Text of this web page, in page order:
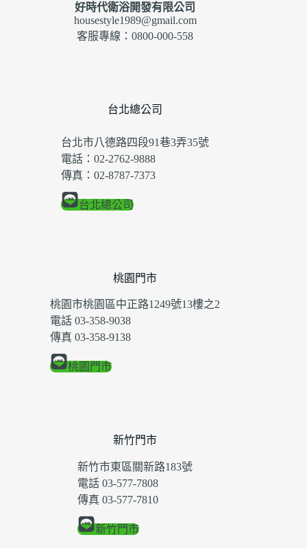
好時代衛浴開發有限公司
housestyle1989@gmail.com
客服專線：0800-000-558
台北總公司
台北市八德路四段91巷3弄35號
電話：02-2762-9888
傳真：02-8787-7373
台北總公司
桃園門市
桃園市桃園區中正路1249號13樓之2
電話 03-358-9038
傳真 03-358-9138
桃園門市
新竹門市
新竹市東區關新路183號
電話 03-577-7808
傳真 03-577-7810
新竹門市